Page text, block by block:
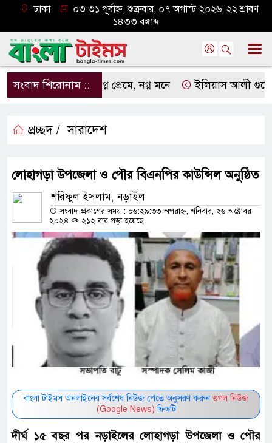
ঢাকা
০৩:৩১ পূর্বাহ্ন, শুক্রবার, ০৭ অগাস্ট ২০২৬, ২২ শ্রাবণ
১৪৩৩ বঙ্গাব্দ
সংবাদ শিরোনাম ::নগ্ন প্রেমে, নগ্ন মনে ইলিয়াস আলী গুমের
প্রচ্ছদ / সারাদেশ
লোহাগড়া উপজেলা ও পৌর বিএনপির কাউন্সিল অনুষ্ঠিত
শরিফুল ইসলাম, নড়াইল
সংবাদ প্রকাশের সময় : ০৬:২৯:৩৩ অপরাহ্ন, শনিবার, ২৬ অক্টোবর
২০২৪
২১২ বার পড়া হয়েছে
বাংলা টাইমস অনলাইনের সর্বশেষ নিউজ পেতে অনুসরণ করুন গুগল নিউজ
(Google News) ফিডটি
দীর্ঘ ১৫ বছর পর নড়াইলের লোহাগড়া উপজেলা ও পৌর